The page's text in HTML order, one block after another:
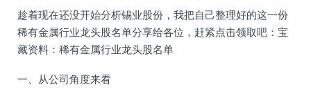
趁着现在还没开始分析锡业股份，我把自己整理好的这一份
稀有金属行业龙头股名单分享给各位，赶紧点击领取吧：宝
藏资料：稀有金属行业龙头股名单
一、从公司角度来看